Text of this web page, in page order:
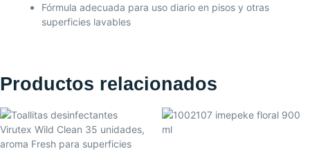
Fórmula adecuada para uso diario en pisos y otras
superficies lavables
Productos relacionados